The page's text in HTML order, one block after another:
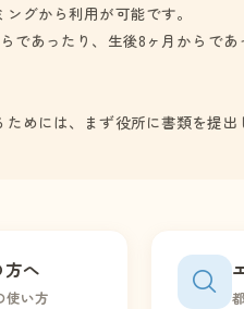
グから利用が可能です。
であったり、生後8ヶ月からで
めには、まず役所に書類を提
へ
使い方